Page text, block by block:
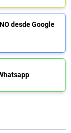
desde Google